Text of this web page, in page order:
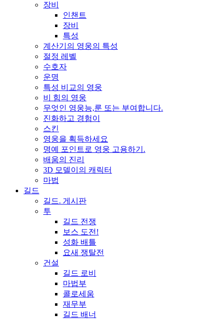
장비
인챈트
장비
특성
계산기의 영웅의 특성
절정 레벨
수호자
운명
특성 비교의 영웅
비 힘의 영웅
무엇인 영웅능,룬 또는 부여합니다.
진화하고 경험이
스킨
영웅을 획득하세요
명예 포인트로 영웅 고용하기.
배움의 진리
3D 모델이의 캐릭터
마법
길드
길드. 게시판
투
길드 전쟁
보스 도전!
성화 배틀
요새 쟁탈전
건설
길드 로비
마법부
콜로세움
재무부
길드 배너